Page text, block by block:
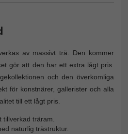
av massivt trä. Den kommer
gör att den har ett extra lågt pris.
och den överkomliga
för konstnärer, gallerister och alla
till ett lågt pris.
tillverkad träram.
naturlig trästruktur.